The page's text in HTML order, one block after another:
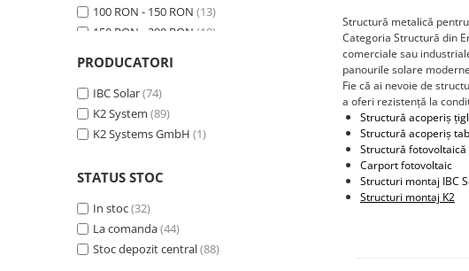
Invertoare on-grid Sungrow
Statii de reincarcare Sungrow
Acumulatori Victron
Invertor Hibrid - Off Grid
Structură metalică
Categoria Structură din
comerciale sau
panourile solare
Fie că ai nevoie de
a oferi rezistență la
Structură acoperiș
Structură acoperiș
Structură fotovoltaică
Carport fotovoltaic
Structuri montaj IBC
Structuri montaj K2
100 RON - 150 RON (13)
150 RON - 200 RON (10)
250 RON - 300 RON
300 RON - 400 RON
400 RON - 500 RON
500 RON - 750 RON (1)
PRODUCATORI
IBC Solar(74)
K2 System (89)
K2 Systems GmbH (1)
STATUS STOC
In stoc(32)
La comanda(44)
Stoc depozit central(88)